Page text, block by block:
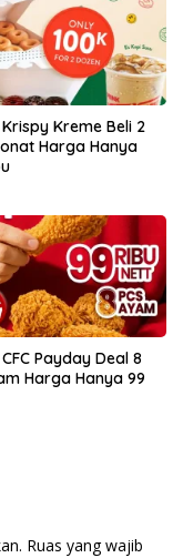
Kreme Beli 2
Harga Hanya
Payday Deal 8
Harga Hanya 99
Ruas yang wajib